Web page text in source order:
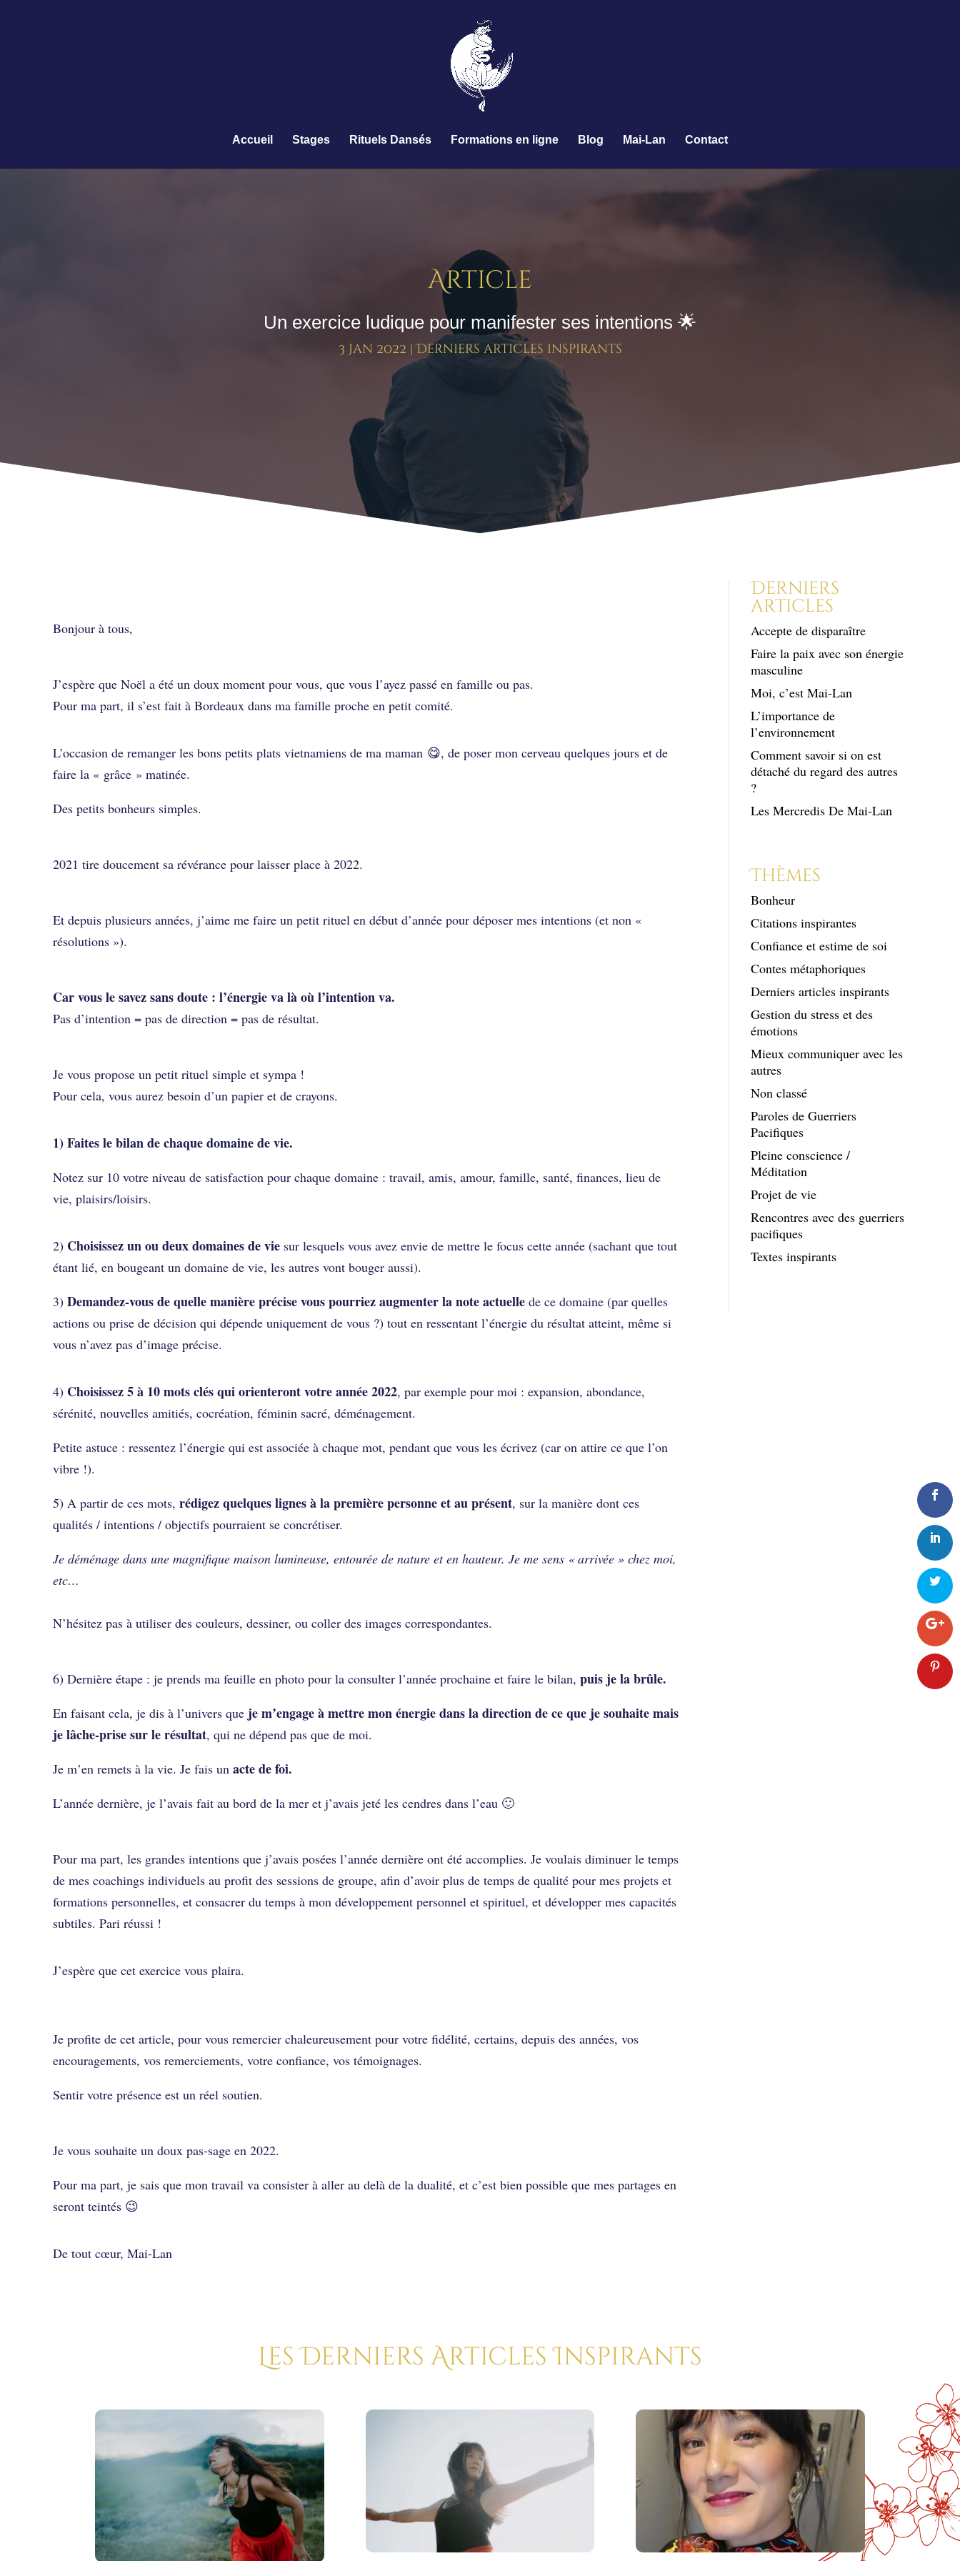
Accueil Stages Rituels Dansés Formations en ligne Blog Mai-Lan Contact
Article
Un exercice ludique pour manifester ses intentions 🌟
3 Jan 2022 |Derniers articles inspirants
Bonjour à tous,
J’espère que Noël a été un doux moment pour vous, que vous l’ayez passé en famille ou pas.
Pour ma part, il s’est fait à Bordeaux dans ma famille proche en petit comité.
L’occasion de remanger les bons petits plats vietnamiens de ma maman 😋, de poser mon cerveau quelques jours et de
faire la « grâce » matinée.
Des petits bonheurs simples.
2021 tire doucement sa révérance pour laisser place à 2022.
Et depuis plusieurs années, j’aime me faire un petit rituel en début d’année pour déposer mes intentions (et non «
résolutions »).
Car vous le savez sans doute : l’énergie va là où l’intention va.
Pas d’intention = pas de direction = pas de résultat.
Je vous propose un petit rituel simple et sympa !
Pour cela, vous aurez besoin d’un papier et de crayons.
1) Faites le bilan de chaque domaine de vie.
Notez sur 10 votre niveau de satisfaction pour chaque domaine : travail, amis, amour, famille, santé, finances, lieu de
vie, plaisirs/loisirs.
2) Choisissez un ou deux domaines de vie sur lesquels vous avez envie de mettre le focus cette année (sachant que tout
étant lié, en bougeant un domaine de vie, les autres vont bouger aussi).
3) Demandez-vous de quelle manière précise vous pourriez augmenter la note actuellede ce domaine (par quelles
actions ou prise de décision qui dépende uniquement de vous ?) tout en ressentant l’énergie du résultat atteint, même si
vous n’avez pas d’image précise.
4) Choisissez 5 à 10 mots clés qui orienteront votre année 2022, par exemple pour moi : expansion, abondance,
sérénité, nouvelles amitiés, cocréation, féminin sacré, déménagement.
Petite astuce : ressentez l’énergie qui est associée à chaque mot, pendant que vous les écrivez (car on attire ce que l’on
vibre !).
5) A partir de ces mots, rédigez quelques lignes à la première personne et au présent, sur la manière dont ces
qualités / intentions / objectifs pourraient se concrétiser.
Je déménage dans une magnifique maison lumineuse, entourée de nature et en hauteur. Je me sens « arrivée » chez moi,
etc…
N’hésitez pas à utiliser des couleurs, dessiner, ou coller des images correspondantes.
6) Dernière étape : je prends ma feuille en photo pour la consulter l’année prochaine et faire le bilan, puis je la brûle.
En faisant cela, je dis à l’univers que je m’engage à mettre mon énergie dans la direction de ce que je souhaite mais
je lâche-prise sur le résultat, qui ne dépend pas que de moi.
Je m’en remets à la vie. Je fais un acte de foi.
L’année dernière, je l’avais fait au bord de la mer et j’avais jeté les cendres dans l’eau 🙂
Pour ma part, les grandes intentions que j’avais posées l’année dernière ont été accomplies. Je voulais diminuer le temps
de mes coachings individuels au profit des sessions de groupe, afin d’avoir plus de temps de qualité pour mes projets et
formations personnelles, et consacrer du temps à mon développement personnel et spirituel, et développer mes capacités
subtiles. Pari réussi !
J’espère que cet exercice vous plaira.
Je profite de cet article, pour vous remercier chaleureusement pour votre fidélité, certains, depuis des années, vos
encouragements, vos remerciements, votre confiance, vos témoignages.
Sentir votre présence est un réel soutien.
Je vous souhaite un doux pas-sage en 2022.
Pour ma part, je sais que mon travail va consister à aller au delà de la dualité, et c’est bien possible que mes partages en
seront teintés 😉
De tout cœur, Mai-Lan
Derniers
articles
Accepte de disparaître
Faire la paix avec son énergie
masculine
Moi, c’est Mai-Lan
L’importance de
l’environnement
Comment savoir si on est
détaché du regard des autres
?
Les Mercredis De Mai-Lan
Thèmes
Bonheur
Citations inspirantes
Confiance et estime de soi
Contes métaphoriques
Derniers articles inspirants
Gestion du stress et des
émotions
Mieux communiquer avec les
autres
Non classé
Paroles de Guerriers
Pacifiques
Pleine conscience /
Méditation
Projet de vie
Rencontres avec des guerriers
pacifiques
Textes inspirants
Les Derniers Articles Inspirants